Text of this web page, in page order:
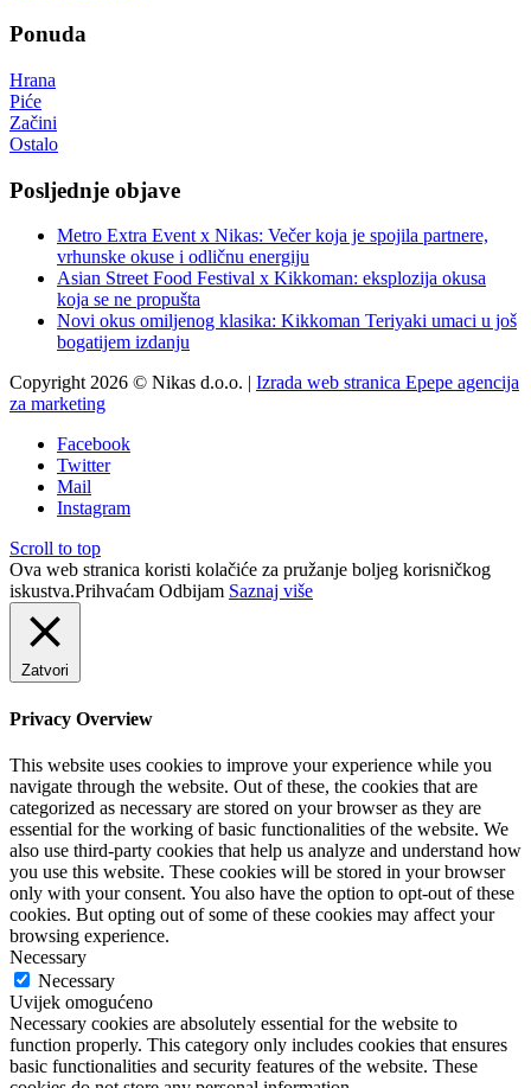
Ponuda
Hrana
Piće
Začini
Ostalo
Posljednje objave
Metro Extra Event x Nikas: Večer koja je spojila partnere,
vrhunske okuse i odličnu energiju
Asian Street Food Festival x Kikkoman: eksplozija okusa
koja se ne propušta
Novi okus omiljenog klasika: Kikkoman Teriyaki umaci u još
bogatijem izdanju
Copyright 2026 © Nikas d.o.o. | Izrada web stranica Epepe agencija
za marketing
Facebook
Twitter
Mail
Instagram
Scroll to top
Ova web stranica koristi kolačiće za pružanje boljeg korisničkog
iskustva.Prihvaćam Odbijam Saznaj više
Zatvori
Privacy Overview
This website uses cookies to improve your experience while you
navigate through the website. Out of these, the cookies that are
categorized as necessary are stored on your browser as they are
essential for the working of basic functionalities of the website. We
also use third-party cookies that help us analyze and understand how
you use this website. These cookies will be stored in your browser
only with your consent. You also have the option to opt-out of these
cookies. But opting out of some of these cookies may affect your
browsing experience.
Necessary
Necessary
Uvijek omogućeno
Necessary cookies are absolutely essential for the website to
function properly. This category only includes cookies that ensures
basic functionalities and security features of the website. These